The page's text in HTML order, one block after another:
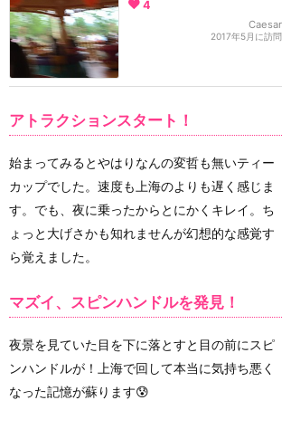
4
Caesar
2017年5月に訪問
アトラクションスタート！
始まってみるとやはりなんの変哲も無いティー
カップでした。速度も上海のよりも遅く感じま
す。でも、夜に乗ったからとにかくキレイ。ち
ょっと大げさかも知れませんが幻想的な感覚す
ら覚えました。
マズイ、スピンハンドルを発見！
夜景を見ていた目を下に落とすと目の前にスピ
ンハンドルが！上海で回して本当に気持ち悪く
なった記憶が蘇ります😰